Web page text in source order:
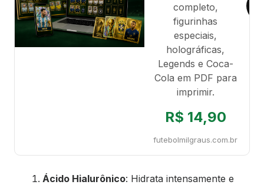
completo,
figurinhas
especiais,
holográficas,
Legends e Coca-
Cola em PDF para
imprimir.
R$ 14,90
futebolmilgraus.com.br
Ácido Hialurônico: Hidrata intensamente e